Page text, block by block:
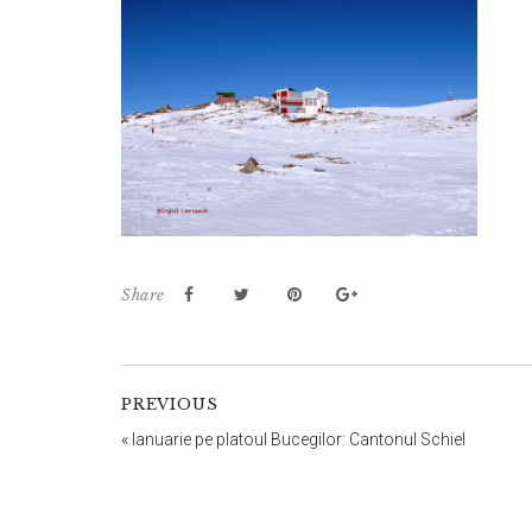
Share
PREVIOUS
« Ianuarie pe platoul Bucegilor: Cantonul Schiel